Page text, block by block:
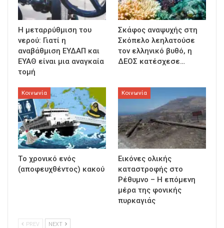
Η μεταρρύθμιση του
νερού: Γιατί η
αναβάθμιση ΕΥΔΑΠ και
ΕΥΑΘ είναι μια αναγκαία
τομή
Σκάφος αναψυχής στη
Σκόπελο λεηλατούσε
τον ελληνικό βυθό, η
ΔΕΟΣ κατέσχεσε…
Κοινωνία
Τo χρονικό ενός
(αποφευχθέντος) κακού
Κοινωνία
Εικόνες ολικής
καταστροφής στο
Ρέθυμνο – Η επόμενη
μέρα της φονικής
πυρκαγιάς
PREV NEXT